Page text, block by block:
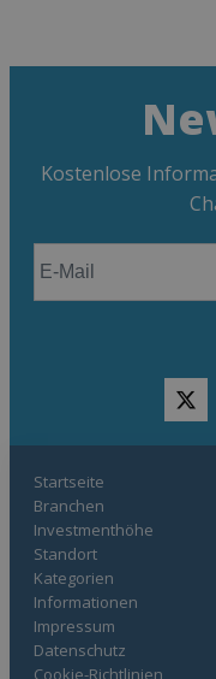
Kostenlose
Startseite
Branchen
Investmenthöhe
Standort
Kategorien
Informationen
Impressum
Datenschutz
Cookie-Richtlinien